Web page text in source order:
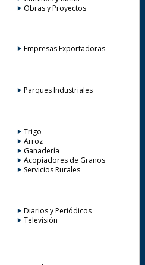
Obras y Proyectos
Empresas Exportadoras
Parques Industriales
Trigo
Arroz
Ganadería
Acopiadores de Granos
Servicios Rurales
Diarios y Periódicos
Televisión